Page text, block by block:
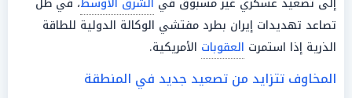
تصاعد تهديدات إيران بطرد مفتشي الوكالة الدولية للطاقة
الذرية إذا استمرت العقوبات الأمريكية.
المخاوف تتزايد من تصعيد جديد في المنطقة